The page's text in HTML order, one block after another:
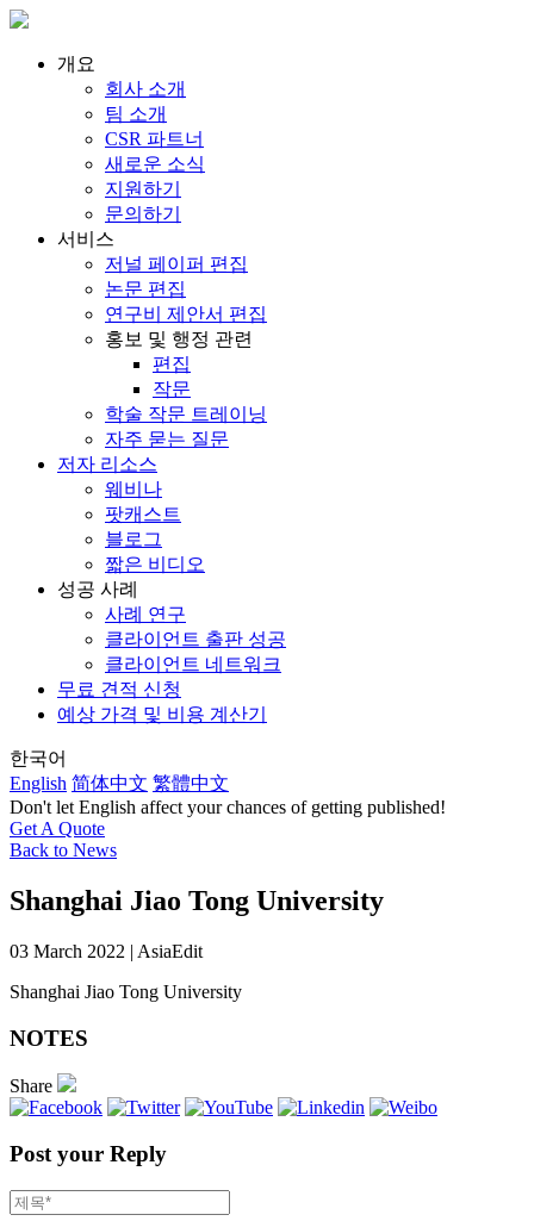
개요
회사 소개
팀 소개
CSR 파트너
새로운 소식
지원하기
문의하기
서비스
저널 페이퍼 편집
논문 편집
연구비 제안서 편집
홍보 및 행정 관련
편집
작문
학술 작문 트레이닝
자주 묻는 질문
저자 리소스
웨비나
팟캐스트
블로그
짧은 비디오
성공 사례
사례 연구
클라이언트 출판 성공
클라이언트 네트워크
무료 견적 신청
예상 가격 및 비용 계산기
한국어
English 简体中文 繁體中文
Don't let English affect your chances of getting published!
Get A Quote
Back to News
Shanghai Jiao Tong University
03 March 2022 | AsiaEdit
Shanghai Jiao Tong University
NOTES
Share
Post your Reply